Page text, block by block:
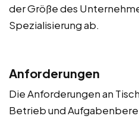
der Größe des
Spezialisierung ab.
Anforderungen
Die Anforderungen an
Betrieb und